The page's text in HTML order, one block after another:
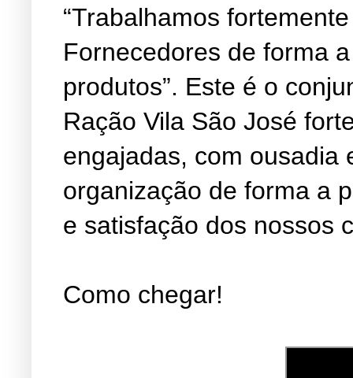
“Trabalhamos
Fornecedores de forma
produtos”. Este é o
Ração Vila São José
engajadas, com ousadia
organização de forma a
e satisfação dos nossos
Como chegar!